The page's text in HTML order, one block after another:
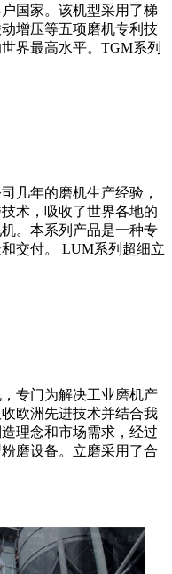
国家。该机型采用了梯
增压等五项磨机专利技
界最高水平。TGM系列
几年的磨机生产经验，
术，吸收了世界各地的
。本系列产品是一种专
交付。 LUM系列超细立
专门为解决工业磨机产
欧洲先进技术并结合我
理念和市场需求，经过
磨设备。立磨采用了合